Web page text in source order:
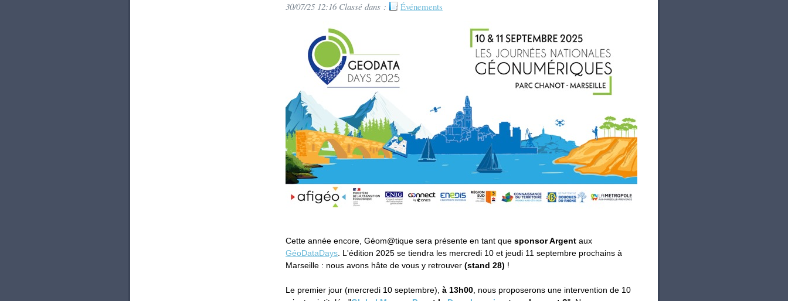
30/07/25 12:16 Classé dans : Événements
Cette année encore, Géom@tique sera présente en tant que sponsor Argent aux
GéoDataDays. L'édition 2025 se tiendra les mercredi 10 et jeudi 11 septembre prochains à
Marseille : nous avons hâte de vous y retrouver (stand 28) !
Le premier jour (mercredi 10 septembre), à 13h00, nous proposerons une intervention de 10